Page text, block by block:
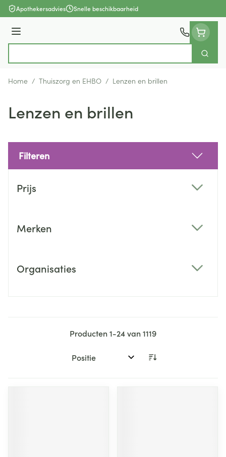
Ga naar de inhoud
Apothekersadvies Snelle beschikbaarheid
Menu
Zoek
Home / Thuiszorg en EHBO / Lenzen en brillen
Lenzen en brillen
Filteren
Prijs
Merken
Organisaties
Producten1-24van1119
Sorteer op: